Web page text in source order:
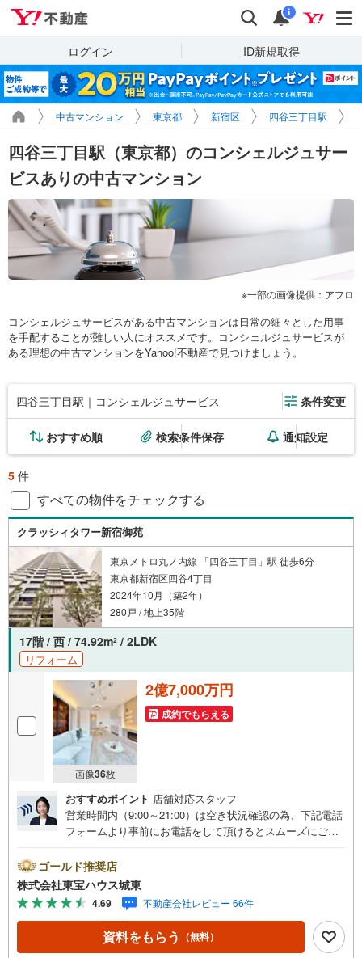
検索 通知
i
ログイン ID新規取得
中古マンション 東京都 新宿区 四谷三丁目駅
四谷三丁目駅（東京都）のコンシェルジュサー
ビスありの中古マンション
一部の画像提供：アフロ
コンシェルジュサービスがある中古マンションは日常の細々とした用事
を手配することが難しい人にオススメです。コンシェルジュサービスが
ある理想の中古マンションをYahoo!不動産で見つけましょう。
四谷三丁目駅｜コンシェルジュサービス 条件変更
おすすめ順 検索条件保存 通知設定
5 件
すべての物件をチェックする
クラッシィタワー新宿御苑
東京メトロ丸ノ内線 「四谷三丁目」駅 徒歩6分
東京都新宿区四谷4丁目
2024年10月（築2年）
280戸 / 地上35階
17階 / 西 / 74.92m2 / 2LDK
リフォーム
画像36枚
2億7,000万円
成約でもらえる
おすすめポイント 店舗対応スタッフ
営業時間内（9:00～21:00）は空き状況確認の為、下記電話
フォームより事前にお電話をして頂けるとスムーズにご案
カレンダーの作成▽ご購入後もお客様の人生のパートナー
として暮らしの「安心」を守り続けます。【Yahoo！ 不動
産キャンペーン対象店舗】当店で物件を成約するとPayPay
ボーナスライトがもらえる「Yahoo！ 不動産 物件ご成約キ
ャンペーン」の対象になります。「資料をもらう」「見学
予約をする」ボタンからお問い合わせください。※必ずYah
ゴールド推奨店
株式会社東宝ハウス城東
4.69 不動産会社レビュー 66件
資料をもらう （無料）